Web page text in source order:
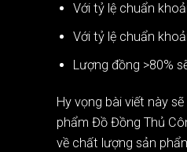
Với tỷ lệ chuẩn
Với tỷ lệ chuẩn
Lượng đồng >80%
Hy vọng bài viết này
phẩm Đồ Đồng Thủ
về chất lượng sản